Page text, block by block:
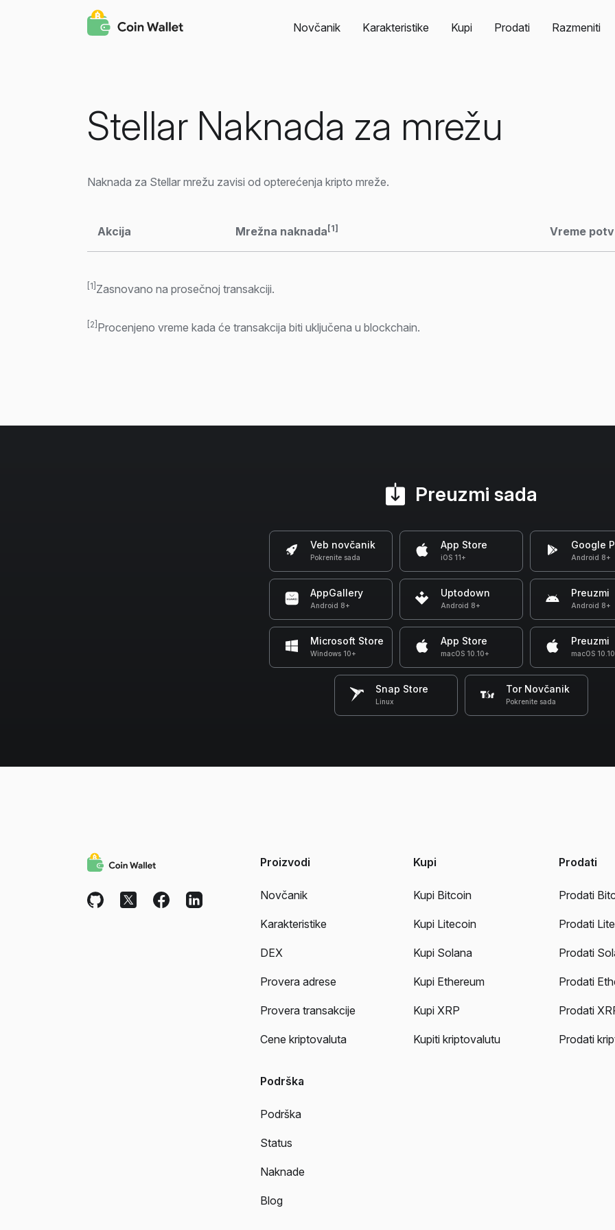
Novčanik Karakteristike Kupi Prodati Razmeniti
Stellar Naknada za mrežu
Naknada za Stellar mrežu zavisi od opterećenja kripto mreže.
Akcija Mrežna naknada[1] Vreme
[1] Zasnovano na prosečnoj transakciji.
[2] Procenjeno vreme kada će transakcija biti uključena u blockchain.
Preuzmi sada
Veb novčanik
Pokrenite sada
App Store
iOS 11+
Google
Android 8+
AppGallery
Android 8+
Uptodown
Android 8+
Preuzmi
Android 8+
Microsoft Store
Windows 10+
App Store
macOS 10.10+
Preuzmi
macOS
Snap Store
Linux
Tor Novčanik
Pokrenite sada
Proizvodi
Novčanik
Karakteristike
DEX
Provera adrese
Provera transakcije
Cene kriptovaluta
Kupi
Kupi Bitcoin
Kupi Litecoin
Kupi Solana
Kupi Ethereum
Kupi XRP
Kupiti kriptovalutu
Prodati
Prodati
Prodati
Prodati
Prodati
Prodati
Prodati
Podrška
Podrška
Status
Naknade
Blog